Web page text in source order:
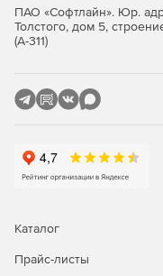
ПАО «Софтлайн». Юр.
Толстого, дом 5,
(А-311)
Каталог
Прайс-листы